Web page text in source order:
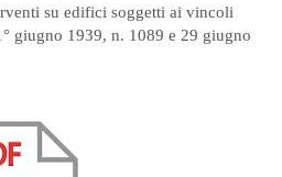
su edifici soggetti ai vincoli
giugno 1939, n. 1089 e 29 giugno